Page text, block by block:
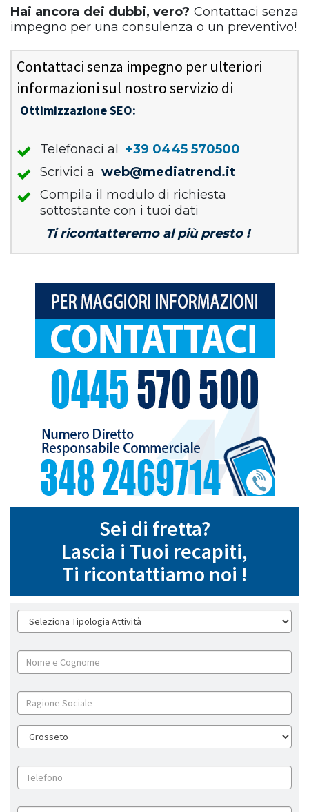
Hai ancora dei dubbi, vero? Contattaci senza
impegno per una consulenza o un preventivo!
Contattaci senza impegno per ulteriori
informazioni sul nostro servizio di
Ottimizzazione SEO:
Telefonaci al
+39 0445 570500
Scrivici a web@mediatrend.it
Compila il modulo di richiesta
sottostante con i tuoi dati
Ti ricontatteremo al più presto !
Sei di fretta?
Lascia i Tuoi recapiti,
Ti ricontattiamo noi !